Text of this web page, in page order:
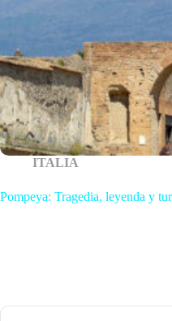
ITALIA
Pompeya: Tragedia, leyenda y